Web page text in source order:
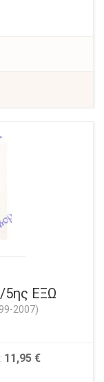
ΕΞΩ
2007)
11,95 €